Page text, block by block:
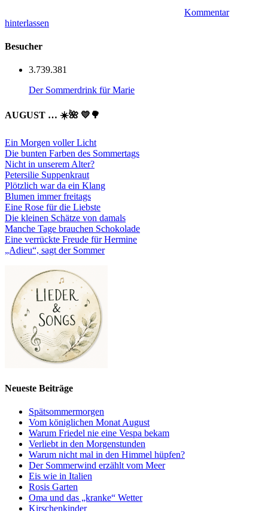
Kommentar
hinterlassen
Besucher
3.739.381
Der Sommerdrink für Marie
AUGUST … ☀️🌺 💛🌳
Ein Morgen voller Licht
Die bunten Farben des Sommertags
Nicht in unserem Alter?
Petersilie Suppenkraut
Plötzlich war da ein Klang
Blumen immer freitags
Eine Rose für die Liebste
Die kleinen Schätze von damals
Manche Tage brauchen Schokolade
Eine verrückte Freude für Hermine
„Adieu“, sagt der Sommer
Neueste Beiträge
Spätsommermorgen
Vom königlichen Monat August
Warum Friedel nie eine Vespa bekam
Verliebt in den Morgenstunden
Warum nicht mal in den Himmel hüpfen?
Der Sommerwind erzählt vom Meer
Eis wie in Italien
Rosis Garten
Oma und das „kranke“ Wetter
Kirschenkinder